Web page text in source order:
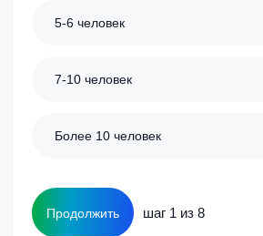
5-6 человек
7-10 человек
Более 10 человек
Продолжить шаг 1 из 8